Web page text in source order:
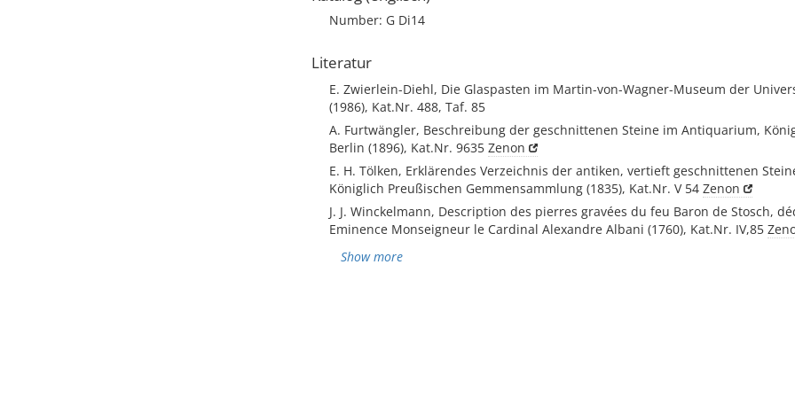
Number: G Di14
Literatur
E. Zwierlein-Diehl, Die Glaspasten im Martin-von-Wagner-Museum der
(1986), Kat.Nr. 488, Taf. 85
A. Furtwängler, Beschreibung der geschnittenen Steine im Antiquarium,
Berlin (1896), Kat.Nr. 9635 Zenon
E. H. Tölken, Erklärendes Verzeichnis der antiken, vertieft geschnittenen
Königlich Preußischen Gemmensammlung (1835), Kat.Nr. V 54 Zenon
J. J. Winckelmann, Description des pierres gravées du feu Baron de Stosch,
Eminence Monseigneur le Cardinal Alexandre Albani (1760), Kat.Nr. IV,85
Show more